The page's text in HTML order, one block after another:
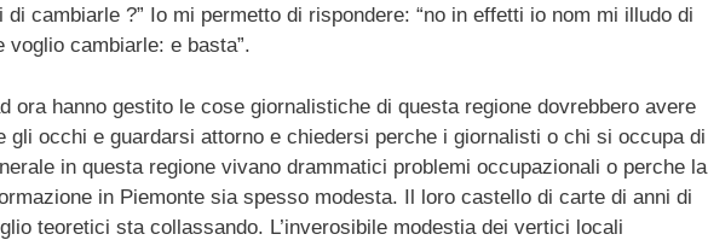
cambiarle ?” Io mi permetto di rispondere: “no in effetti io nom mi illudo di
cambiarle: e basta”.
ora hanno gestito le cose giornalistiche di questa regione dovrebbero avere
gli occhi e guardarsi attorno e chiedersi perche i giornalisti o chi si occupa di
in questa regione vivano drammatici problemi occupazionali o perche la
in Piemonte sia spesso modesta. Il loro castello di carte di anni di
teoretici sta collassando. L’inverosibile modestia dei vertici locali